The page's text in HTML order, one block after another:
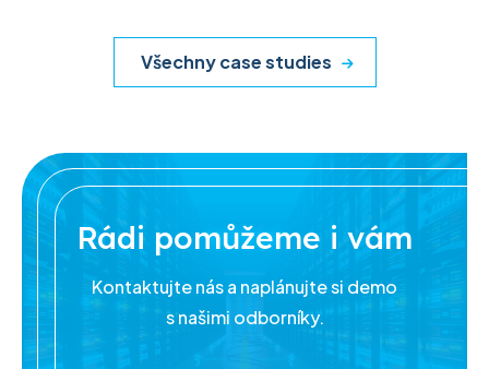
Všechny case studies
Rádi pomůžeme i vám
Kontaktujte nás a naplánujte si demo
s našimi odborníky.